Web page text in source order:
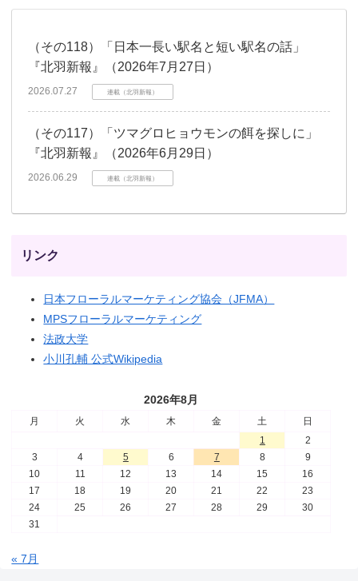
（その118）「日本一長い駅名と短い駅名の話」
『北羽新報』（2026年7月27日）
2026.07.27 連載（北羽新報）
（その117）「ツマグロヒョウモンの餌を探しに」
『北羽新報』（2026年6月29日）
2026.06.29 連載（北羽新報）
リンク
日本フローラルマーケティング協会（JFMA）
MPSフローラルマーケティング
法政大学
小川孔輔 公式Wikipedia
2026年8月
月 火 水 木 金 土
日
1
2
3
4 5 6 7 8
9
10
11 12 13 14 15
16
17
18 19 20 21 22
23
24
25 26 27 28 29
30
31
« 7月